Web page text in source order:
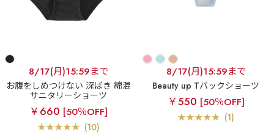
8/17(月)15:59まで
お腹をしめつけない 深ばき 綿混
サニタリーショーツ
￥660 [50％OFF]
(10)
8/17(月)15:59まで
Beauty up Tバックショーツ
￥550 [50％OFF]
(1)